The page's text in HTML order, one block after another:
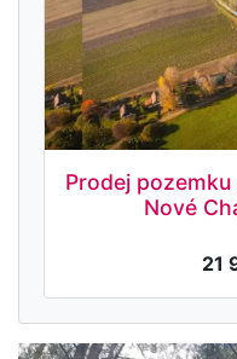
Prodej
Nové
21